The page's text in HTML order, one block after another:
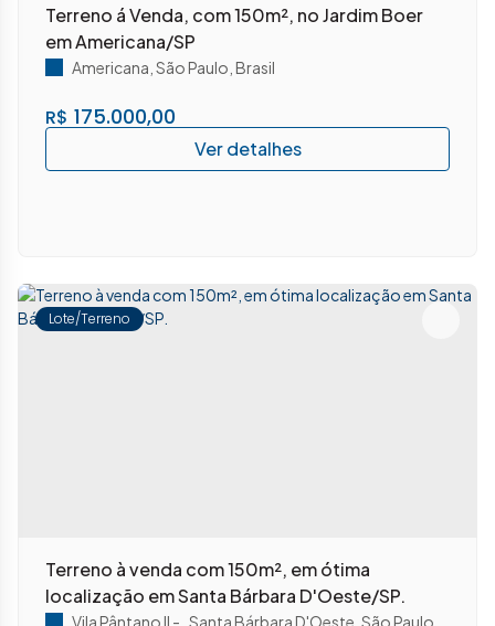
Terreno á Venda, com 150m², no Jardim Boer
em Americana/SP
R$ 175.000,00
Americana São Paulo Brasil
Lote/Terreno
Terreno à venda com 150m², em ótima
localização em Santa Bárbara D'Oeste/SP.
Vila Pântano II Santa Bárbara D'Oeste São Paulo